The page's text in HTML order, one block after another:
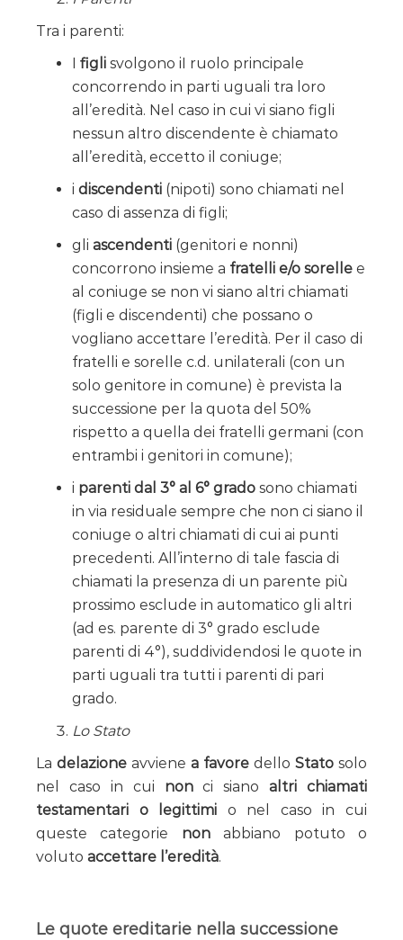
Tra i parenti:
I figli svolgono iI ruolo principale
concorrendo in parti uguali tra loro
all’eredità. Nel caso in cui vi siano figli
nessun altro discendente è chiamato
all’eredità, eccetto il coniuge;
i discendenti (nipoti) sono chiamati nel
caso di assenza di figli;
gli ascendenti (genitori e nonni)
concorrono insieme a fratelli e/o sorelle e
al coniuge se non vi siano altri chiamati
(figli e discendenti) che possano o
vogliano accettare l’eredità. Per il caso di
fratelli e sorelle c.d. unilaterali (con un
solo genitore in comune) è prevista la
successione per la quota del 50%
rispetto a quella dei fratelli germani (con
entrambi i genitori in comune);
i parenti dal 3° al 6° grado sono chiamati
in via residuale sempre che non ci siano il
coniuge o altri chiamati di cui ai punti
precedenti. All’interno di tale fascia di
chiamati la presenza di un parente più
prossimo esclude in automatico gli altri
(ad es. parente di 3° grado esclude
parenti di 4°), suddividendosi le quote in
parti uguali tra tutti i parenti di pari
grado.
Lo Stato
La delazione avviene a favore dello Stato solo
nel caso in cui nonci sianoaltri chiamati
testamentari o legittimi o nel caso in cui
queste categorie nonabbiano potuto o
voluto accettare l’eredità.
Le quote ereditarie nella successione